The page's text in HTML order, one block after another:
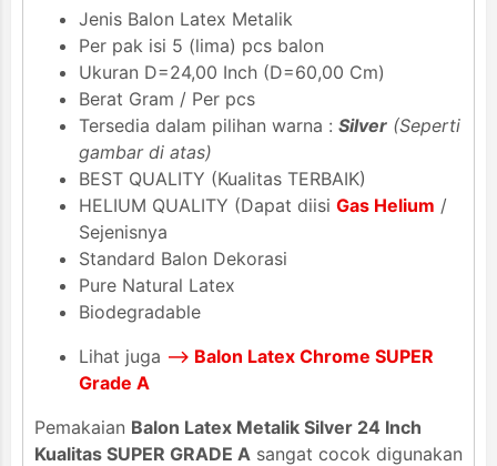
Jenis Balon Latex Metalik
Per pak isi 5 (lima) pcs balon
Ukuran D=24,00 Inch (D=60,00 Cm)
Berat Gram / Per pcs
Tersedia dalam pilihan warna : Silver (Seperti
gambar di atas)
BEST QUALITY (Kualitas TERBAIK)
HELIUM QUALITY (Dapat diisi Gas Helium /
Sejenisnya
Standard Balon Dekorasi
Pure Natural Latex
Biodegradable
Lihat juga --> Balon Latex Chrome SUPER
Grade A
Pemakaian Balon Latex Metalik Silver 24 Inch
Kualitas SUPER GRADE A sangat cocok digunakan